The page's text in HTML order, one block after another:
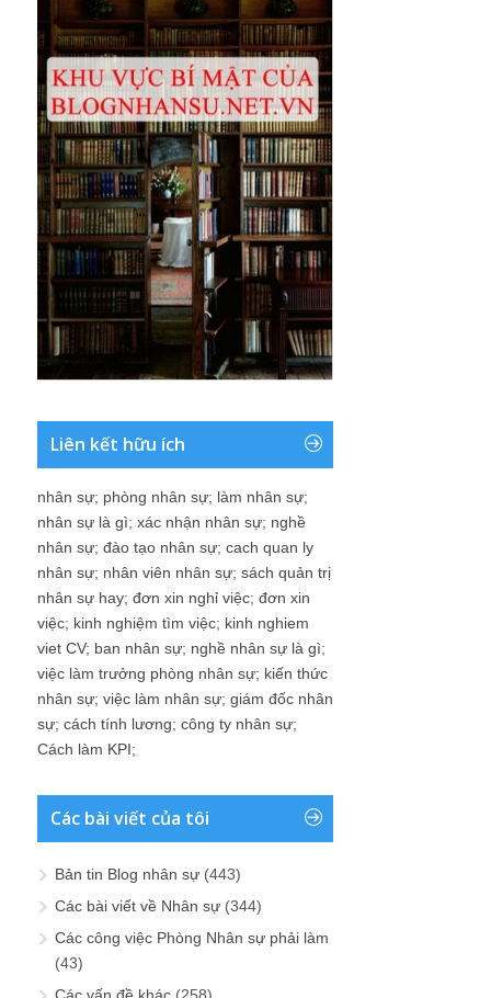
Liên kết hữu ích
nhân sự; phòng nhân sự; làm nhân sự;
nhân sự là gì; xác nhận nhân sự; nghề
nhân sự; đào tạo nhân sự; cach quan ly
nhân sự; nhân viên nhân sự; sách quản trị
nhân sự hay; đơn xin nghỉ việc; đơn xin
việc; kinh nghiệm tìm việc; kinh nghiem
viet CV; ban nhân sự; nghề nhân sự là gì;
việc làm trưởng phòng nhân sự; kiến thức
nhân sự; việc làm nhân sự; giám đốc nhân
sự; cách tính lương; công ty nhân sự;
Cách làm KPI;
Các bài viết của tôi
Bản tin Blog nhân sự (443)
Các bài viết về Nhân sự (344)
Các công việc Phòng Nhân sự phải làm
(43)